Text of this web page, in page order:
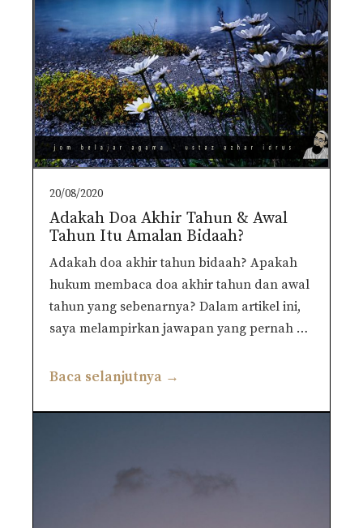
20/08/2020
Adakah Doa Akhir Tahun & Awal
Tahun Itu Amalan Bidaah?
Adakah doa akhir tahun bidaah? Apakah
hukum membaca doa akhir tahun dan awal
tahun yang sebenarnya? Dalam artikel ini,
saya melampirkan jawapan yang pernah …
Baca selanjutnya →